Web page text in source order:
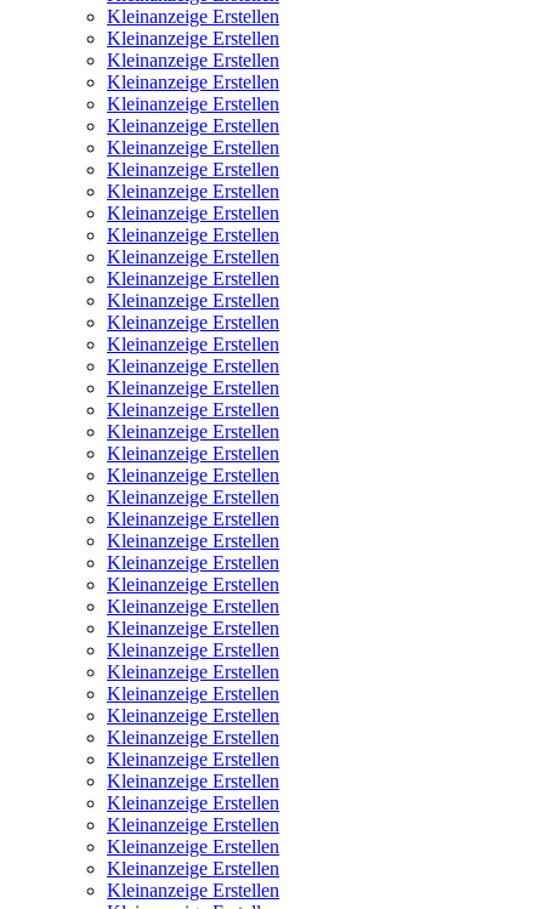
Kleinanzeige Erstellen
Kleinanzeige Erstellen
Kleinanzeige Erstellen
Kleinanzeige Erstellen
Kleinanzeige Erstellen
Kleinanzeige Erstellen
Kleinanzeige Erstellen
Kleinanzeige Erstellen
Kleinanzeige Erstellen
Kleinanzeige Erstellen
Kleinanzeige Erstellen
Kleinanzeige Erstellen
Kleinanzeige Erstellen
Kleinanzeige Erstellen
Kleinanzeige Erstellen
Kleinanzeige Erstellen
Kleinanzeige Erstellen
Kleinanzeige Erstellen
Kleinanzeige Erstellen
Kleinanzeige Erstellen
Kleinanzeige Erstellen
Kleinanzeige Erstellen
Kleinanzeige Erstellen
Kleinanzeige Erstellen
Kleinanzeige Erstellen
Kleinanzeige Erstellen
Kleinanzeige Erstellen
Kleinanzeige Erstellen
Kleinanzeige Erstellen
Kleinanzeige Erstellen
Kleinanzeige Erstellen
Kleinanzeige Erstellen
Kleinanzeige Erstellen
Kleinanzeige Erstellen
Kleinanzeige Erstellen
Kleinanzeige Erstellen
Kleinanzeige Erstellen
Kleinanzeige Erstellen
Kleinanzeige Erstellen
Kleinanzeige Erstellen
Kleinanzeige Erstellen